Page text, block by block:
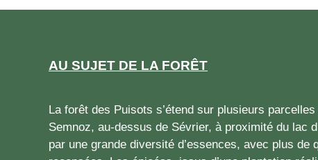
AU SUJET DE LA FORÊT
La forêt des Puisots s’étend sur plusieurs
Semnoz, au-dessus de Sévrier, à proximité du lac
par une grande diversité d’essences, avec plus de